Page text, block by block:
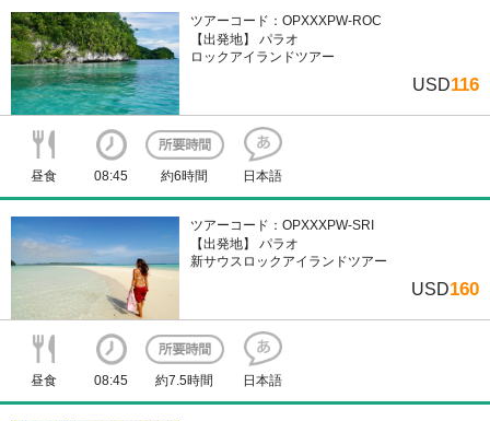
ツアーコード：OPXXXPW-ROC
【出発地】 パラオ
ロックアイランドツアー
USD116
昼食 08:45 約6時間 日本語
ツアーコード：OPXXXPW-SRI
【出発地】 パラオ
新サウスロックアイランドツアー
USD160
昼食 08:45 約7.5時間 日本語